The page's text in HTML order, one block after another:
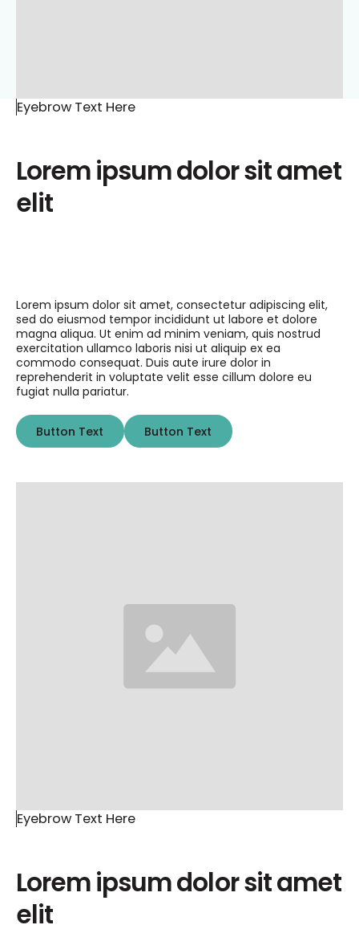
Eyebrow Text Here
Lorem ipsum dolor sit amet
elit
Lorem ipsum dolor sit amet, consectetur adipiscing elit,
sed do eiusmod tempor incididunt ut labore et dolore
magna aliqua. Ut enim ad minim veniam, quis nostrud
exercitation ullamco laboris nisi ut aliquip ex ea
commodo consequat. Duis aute irure dolor in
reprehenderit in voluptate velit esse cillum dolore eu
fugiat nulla pariatur.
Button Text
Button Text Button Text
Button Text
Eyebrow Text Here
Lorem ipsum dolor sit amet
elit